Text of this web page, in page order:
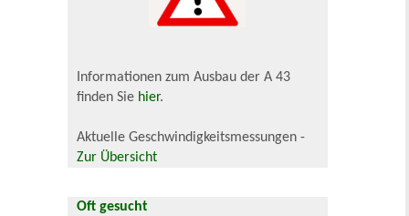
Informationen zum Ausbau der A 43
finden Sie hier.
Aktuelle Geschwindigkeitsmessungen -
Zur Übersicht
Oft gesucht